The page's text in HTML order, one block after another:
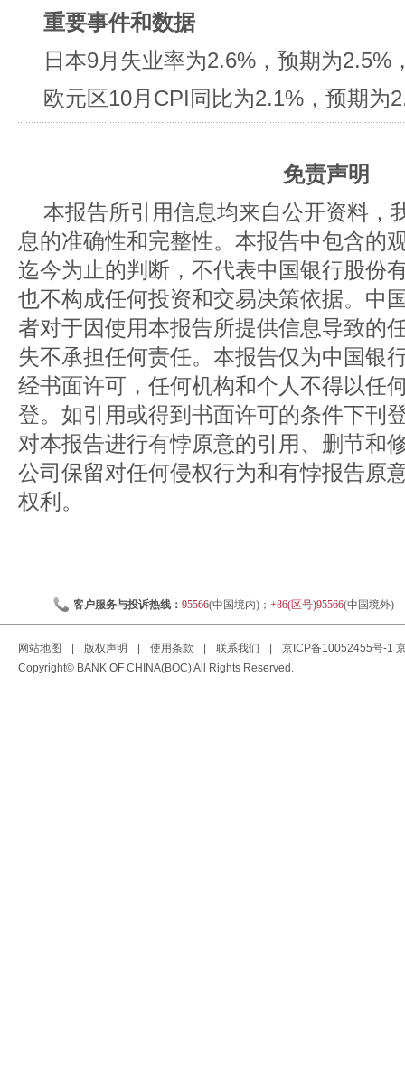
重要事件和数据
日本9月失业率为2.6%，预期为2.5%
欧元区10月CPI同比为2.1%，预期为
免责声明
本报告所引用信息均来自公开资料，
息的准确性和完整性。本报告中包含的
迄今为止的判断，不代表中国银行股份
也不构成任何投资和交易决策依据。中
者对于因使用本报告所提供信息导致的
失不承担任何责任。本报告仅为中国银
经书面许可，任何机构和个人不得以任
登。如引用或得到书面许可的条件下刊
对本报告进行有悖原意的引用、删节和
公司保留对任何侵权行为和有悖报告原
权利。
客户服务与投诉热线： 95566(中国境内)； +86(区号)95566(中国境外)
网站地图 版权声明 使用条款 联系我们 京ICP备10052455号-1
Copyright© BANK OF CHINA(BOC) All Rights Reserved.